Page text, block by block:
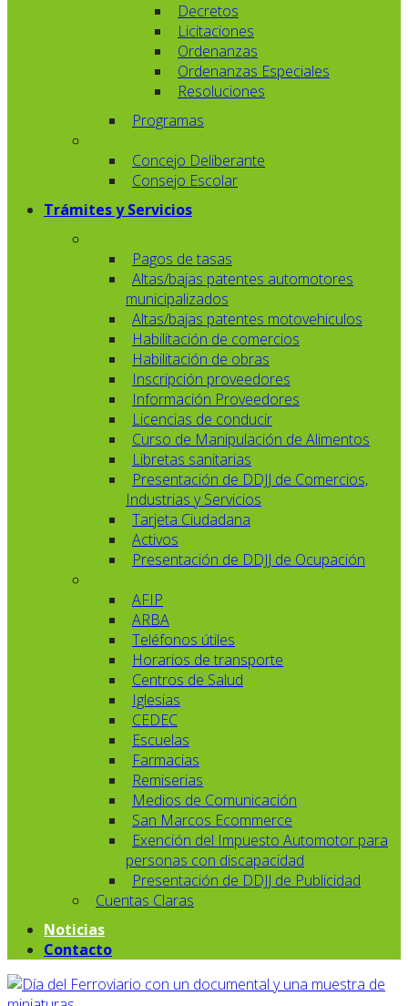
Decretos
Licitaciones
Ordenanzas
Ordenanzas Especiales
Resoluciones
Programas
Concejo Deliberante
Consejo Escolar
Trámites y Servicios
Pagos de tasas
Altas/bajas patentes automotores
municipalizados
Altas/bajas patentes motovehiculos
Habilitación de comercios
Habilitación de obras
Inscripción proveedores
Información Proveedores
Licencias de conducir
Curso de Manipulación de Alimentos
Libretas sanitarias
Presentación de DDJJ de Comercios,
Industrias y Servicios
Tarjeta Ciudadana
Activos
Presentación de DDJJ de Ocupación
AFIP
ARBA
Teléfonos útiles
Horarios de transporte
Centros de Salud
Iglesias
CEDEC
Escuelas
Farmacias
Remiserias
Medios de Comunicación
San Marcos Ecommerce
Exención del Impuesto Automotor para
personas con discapacidad
Presentación de DDJJ de Publicidad
Cuentas Claras
Noticias
Contacto